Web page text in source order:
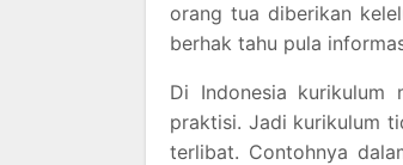
orang tua diberikan
berhak tahu pula
Di Indonesia kurikulum
praktisi. Jadi kurikulum
terlibat. Contohnya